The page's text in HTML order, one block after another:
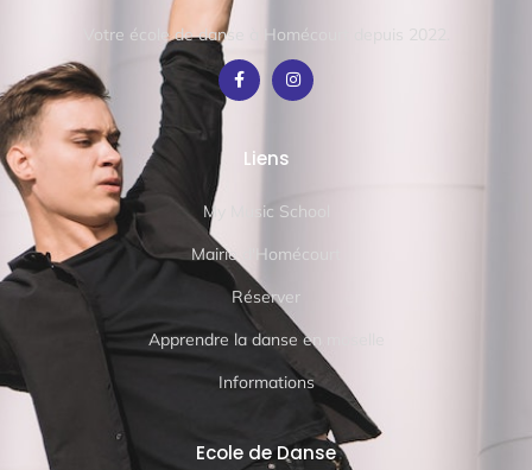
Votre école de danse à Homécourt depuis 2022.
Liens
My Music School
Mairie d'Homécourt
Réserver
Apprendre la danse en moselle
Informations
Ecole de Danse